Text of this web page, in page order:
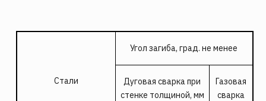
Угол загиба, град. не менее
Стали
Дуговая сварка при
стенке толщиной, мм
Газовая
сварка